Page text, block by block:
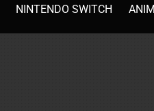
NINTENDO SWITCH